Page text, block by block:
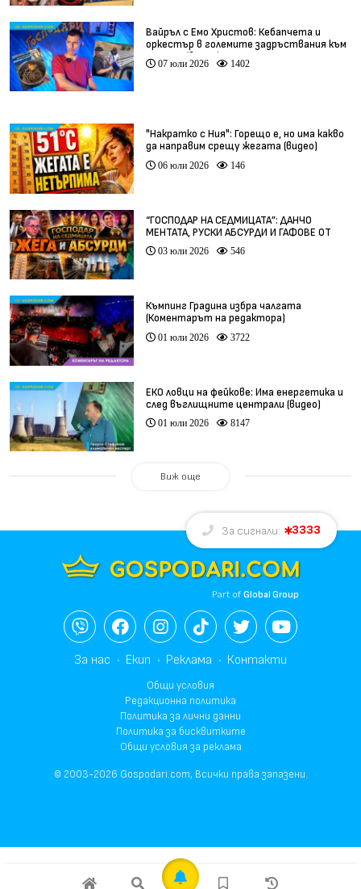
Вайръл с Емо Христов: Кебапчета и
оркестър в големите задръствания към
морето (видео)
07 юли 2026 1402
"Накратко с Ния": Горещо е, но има какво
да направим срещу жегата (видео)
06 юли 2026 146
“ГОСПОДАР НА СЕДМИЦАТА”: ДАНЧО
МЕНТАТА, РУСКИ АБСУРДИ И ГАФОВЕ ОТ
ЦЯЛ СВЯТ
03 юли 2026 546
Къмпинг Градина избра чалгата
(Коментарът на редактора)
01 юли 2026 3722
ЕКО ловци на фейкове: Има енергетика и
след въглищните централи (видео)
01 юли 2026 8147
Виж още
За сигнали: 3333
Part ofGlobal Group
За нас Екип Реклама Контакти
Общи условия
Редакционна политика
Политика за лични данни
Политика за бисквитките
Общи условия за реклама
© 2003-2026 Gospodari.com, Всички права запазени.